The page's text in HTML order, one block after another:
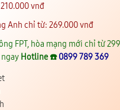
vnđ
Anh chỉ từ: 269.000 vnđ
FPT, hòa mạng mới chỉ từ
Hotline ☎️0899 789 369